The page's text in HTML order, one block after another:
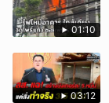
01:10
03:12